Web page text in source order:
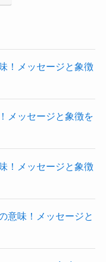
！メッセージと象徴
メッセージと象徴を
！メッセージと象徴
意味！メッセージと